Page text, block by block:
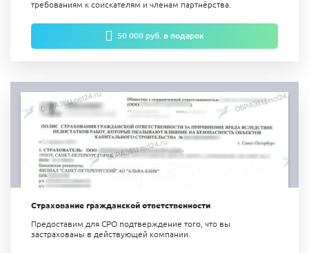
требованиям к соискателям и членам партнёрства.
50 000 руб. в подарок
Страхование гражданской ответственности
Предоставим для СРО подтверждение того, что вы
застрахованы в действующей компании.